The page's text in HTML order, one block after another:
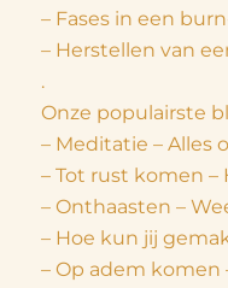
– Fases in een
– Herstellen van
.
Onze populairste
– Meditatie – Alles
– Tot rust komen –
– Onthaasten –
– Hoe kun jij
– Op adem komen